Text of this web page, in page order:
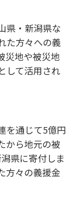
県・新潟県な
た方々への義
災地や被災地
して活用され
を通じて5億円
から地元の被
県に寄付しま
方々の義援金